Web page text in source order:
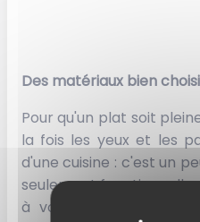
Des matériaux bien
Pour qu'un plat soit
la fois les yeux et les
d'une cuisine : c'est un
seulement fonctionnelle
à votre goût) ! Côté